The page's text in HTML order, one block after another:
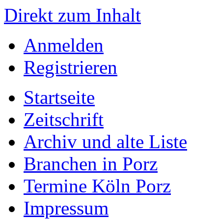
Direkt zum Inhalt
Anmelden
Registrieren
Startseite
Zeitschrift
Archiv und alte Liste
Branchen in Porz
Termine Köln Porz
Impressum